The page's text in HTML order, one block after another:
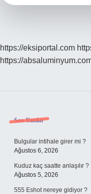
https://eksiportal.com
https://
Sidebar
Son Yazılar
Bulgular intihale girer mi ?
Ağustos 6, 2026
Kuduz kaç saatte anlaşılır ?
Ağustos 5, 2026
555 Eshot nereye gidiyor ?